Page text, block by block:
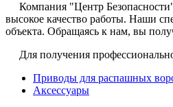
Компания "Центр Безопасности"
высокое качество работы. Наши
объекта. Обращаясь к нам, вы
Для получения
Приводы для распашных
Аксессуары